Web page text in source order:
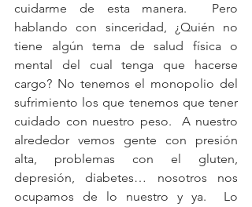
cuidarme de esta manera.  Pero
hablando con sinceridad, ¿Quién no
tiene algún tema de salud física o
mental del cual tenga que hacerse
cargo? No tenemos el monopolio del
sufrimiento los que tenemos que tener
cuidado con nuestro peso.  A nuestro
alrededor vemos gente con presión
alta, problemas con el gluten,
depresión, diabetes… nosotros nos
ocupamos de lo nuestro y ya.  Lo